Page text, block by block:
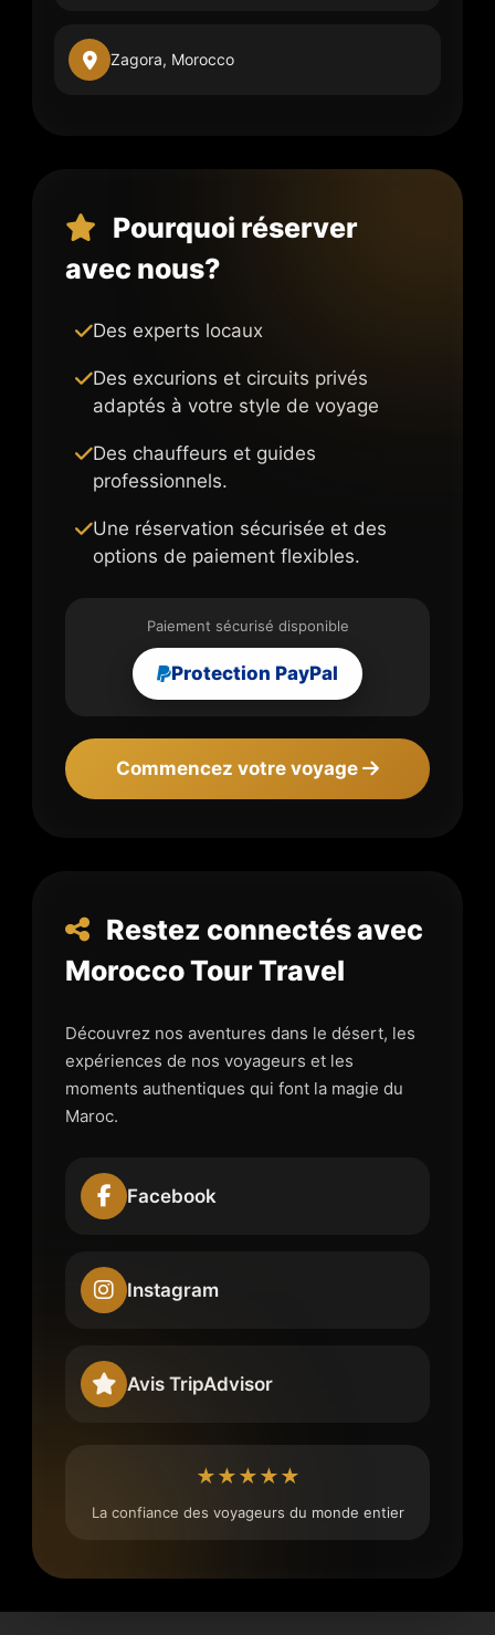
Zagora, Morocco
Pourquoi réserver
avec nous?
Des experts locaux
Des excurions et circuits privés
adaptés à votre style de voyage
Des chauffeurs et guides
professionnels.
Une réservation sécurisée et des
options de paiement flexibles.
Paiement sécurisé disponible
Protection PayPal
Commencez votre voyage
Restez connectés avec
Morocco Tour Travel
Découvrez nos aventures dans le désert, les
expériences de nos voyageurs et les
moments authentiques qui font la magie du
Maroc.
Facebook
Instagram
Avis TripAdvisor
★★★★★
La confiance des voyageurs du monde entier